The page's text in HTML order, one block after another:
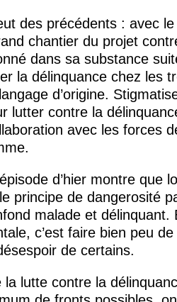
des précédents : avec
chantier du projet
dans sa substance
la délinquance chez les
d’origine.
lutter contre la
avec les forces
d’hier montre que
principe de dangerosité
malade et délinquant.
c’est faire bien peu
de certains.
lutte contre la